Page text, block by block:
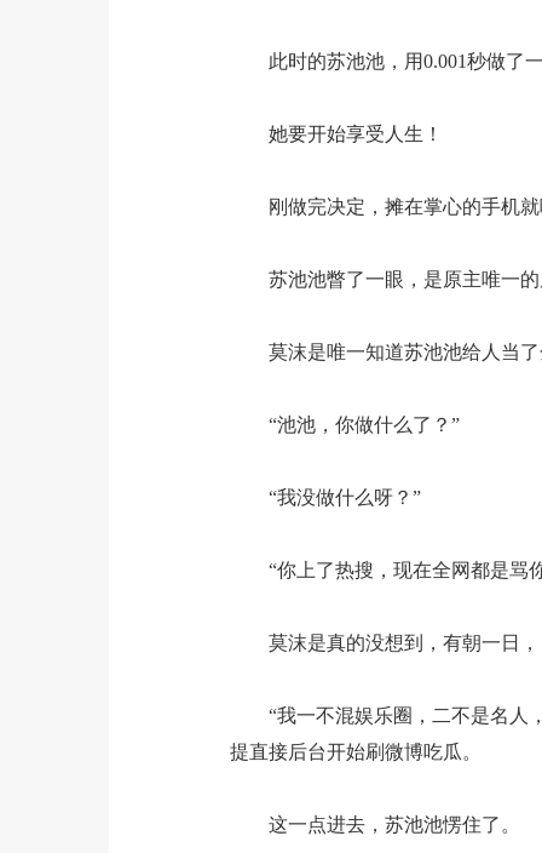
此时的苏池池，用0.001秒做了一
她要开始享受人生！
刚做完决定，摊在掌心的手机就
苏池池瞥了一眼，是原主唯一的
莫沫是唯一知道苏池池给人当了
“池池，你做什么了？”
“我没做什么呀？”
“你上了热搜，现在全网都是骂
莫沫是真的没想到，有朝一日，
“我一不混娱乐圈，二不是名人，
提直接后台开始刷微博吃瓜。
这一点进去，苏池池愣住了。